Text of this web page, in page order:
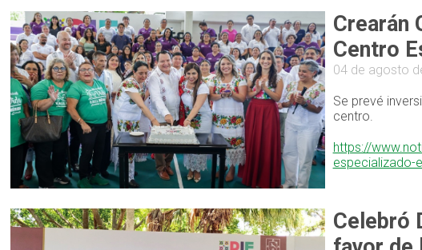
Crearán
Centro
04 de agosto
Se prevé
centro.
https://
especializado-
Celebró